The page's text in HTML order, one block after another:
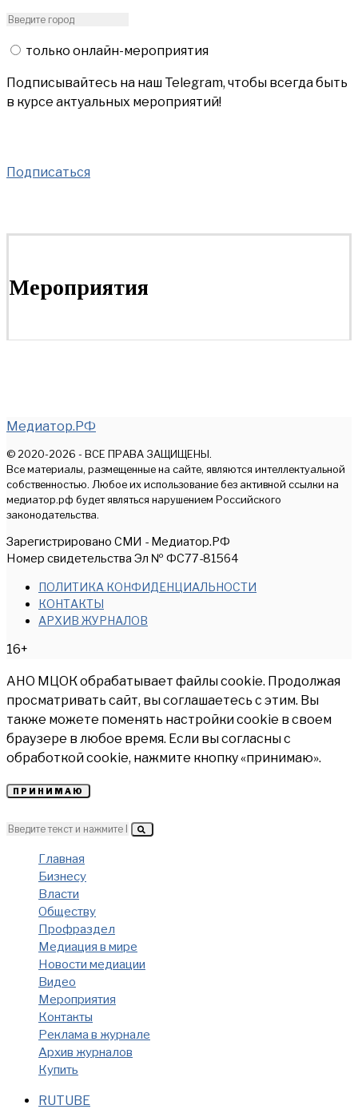
только онлайн-мероприятия
Подписывайтесь на наш Telegram, чтобы всегда быть
в курсе актуальных мероприятий!
Подписаться
Мероприятия
Медиатор.РФ
© 2020-2026 - ВСЕ ПРАВА ЗАЩИЩЕНЫ.
Все материалы, размещенные на сайте, являются интеллектуальной
собственностью. Любое их использование без активной ссылки на
медиатор.рф будет являться нарушением Российского
законодательства.
Зарегистрировано СМИ - Медиатор.РФ
Номер свидетельства Эл № ФС77-81564
ПОЛИТИКА КОНФИДЕНЦИАЛЬНОСТИ
КОНТАКТЫ
АРХИВ ЖУРНАЛОВ
16+
АНО МЦОК обрабатывает файлы cookie. Продолжая
просматривать сайт, вы соглашаетесь с этим. Вы
также можете поменять настройки cookie в своем
браузере в любое время. Если вы согласны с
обработкой cookie, нажмите кнопку «принимаю».
ПРИНИМАЮ
Главная
Бизнесу
Власти
Обществу
Профраздел
Медиация в мире
Новости медиации
Видео
Мероприятия
Контакты
Реклама в журнале
Архив журналов
Купить
RUTUBE